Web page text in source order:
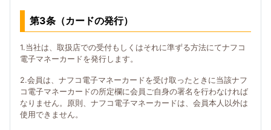
第3条（カードの発行）
1.当社は、取扱店での受付もしくはそれに準ずる方法にてナフコ
電子マネーカードを発行します。
2.会員は、ナフコ電子マネーカードを受け取ったときに当該ナフ
コ電子マネーカードの所定欄に会員ご自身の署名を行わなければ
なりません。原則、ナフコ電子マネーカードは、会員本人以外は
使用できません。